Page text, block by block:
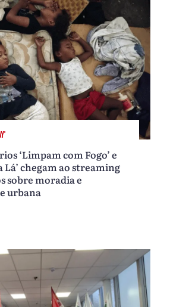
‘Limpam com Fogo’ e
Lá’ chegam ao streaming
sobre moradia e
urbana